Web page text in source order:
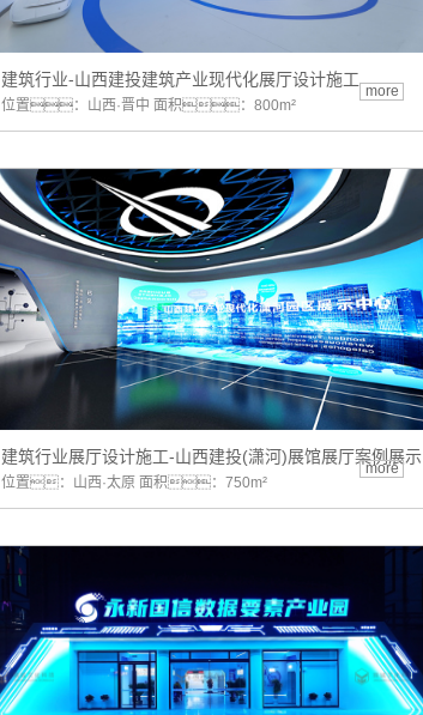
建筑行业-山西建投建筑产业现代化展厅设计施工
位置：山西·晋中 面积：800m²
more
建筑行业展厅设计施工-山西建投(潇河)展馆展厅案例展示
位置：山西·太原 面积：750m²
more